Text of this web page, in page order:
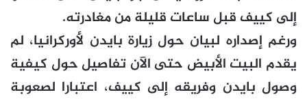
إلى كييف قبل ساعات قليلة من مغادرته.
ورغم إصداره لبيان حول زيارة بايدن لأوركرانيا، لم
يقدم البيت الأبيض حتى الآن تفاصيل حول كيفية
وصول بايدن وفريقه إلى كييف، اعتبارا لصعوبة